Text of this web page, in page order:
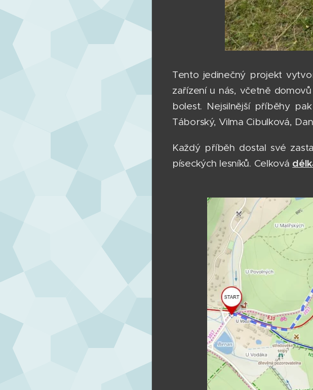
Tento jedinečný projekt
zařízení u nás, včetně
bolest. Nejsilnější příběhy
Táborský, Vilma Cibulková,
Každý příběh dostal své
píseckých lesníků. Celková